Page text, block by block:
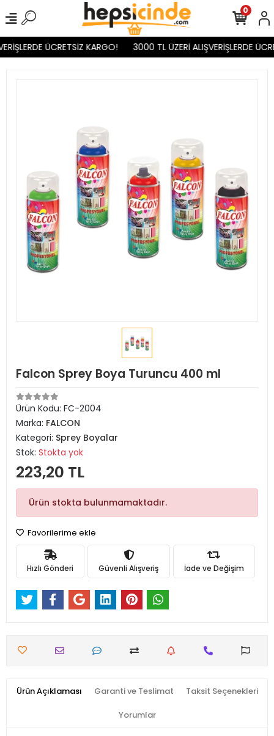
ÜCRETSİZ KARGO! 3000 TL ÜZERİ ALIŞVERİŞLERDE
0
Falcon Sprey Boya Turuncu 400 ml
Ürün Kodu: FC-2004
Marka: FALCON
Kategori: Sprey Boyalar
Stok: Stokta yok
223,20 TL
Ürün stokta bulunmamaktadır.
Favorilerime ekle
Hızlı Gönderi Güvenli Alışveriş İade ve Değişim
Ürün Açıklaması Garanti ve Teslimat Taksit Seçenekleri
Yorumlar